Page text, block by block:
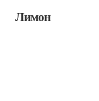
Лимон